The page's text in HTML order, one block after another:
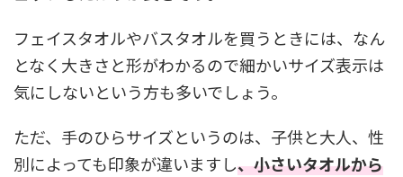
フェイスタオルやバスタオルを買うときには、なん
となく大きさと形がわかるので細かいサイズ表示は
気にしないという方も多いでしょう。
ただ、手のひらサイズというのは、子供と大人、性
別によっても印象が違いますし、小さいタオルから